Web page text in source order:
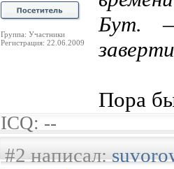
Группа: Участники
Регистрация: 22.06.2009
Бут.
Пора
ICQ: --
#2 написал: